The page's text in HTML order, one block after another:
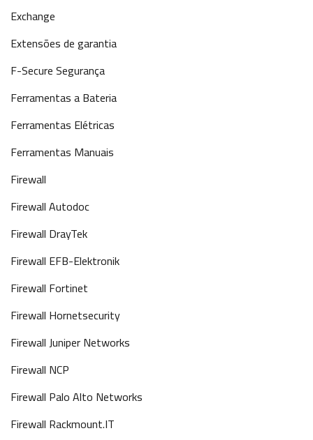
Exchange
Extensões de garantia
F-Secure Segurança
Ferramentas a Bateria
Ferramentas Elétricas
Ferramentas Manuais
Firewall
Firewall Autodoc
Firewall DrayTek
Firewall EFB-Elektronik
Firewall Fortinet
Firewall Hornetsecurity
Firewall Juniper Networks
Firewall NCP
Firewall Palo Alto Networks
Firewall Rackmount.IT